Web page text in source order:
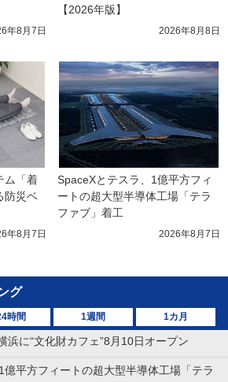
年8月7日
【2026年版】
2026年8月8日
ム「着
防災ベ
年8月7日
SpaceXとテスラ、1億平方フィ
ートの超大型半導体工場「テラ
ファブ」着工
2026年8月7日
グ
時間 1週間 1カ月
浜に“文化財カフェ”8月10日オープン
億平方フィートの超大型半導体工場「テラ